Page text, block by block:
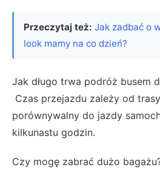
Przeczytaj też: Jak zadbać o
look mamy na co dzień?
Jak długo trwa podróż busem
Czas przejazdu zależy od
porównywalny do jazdy
kilkunastu godzin.
Czy mogę zabrać dużo